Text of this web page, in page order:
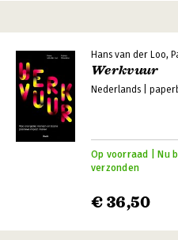
Hans van der Loo,
Werkvuur
Nederlands |
Op voorraad | Nu
verzonden
€ 36,50